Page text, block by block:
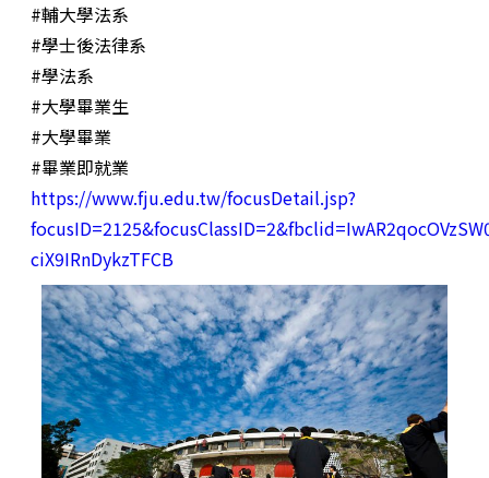
#輔大學法系
#學士後法律系
#學法系
#大學畢業生
#大學畢業
#畢業即就業
https://www.fju.edu.tw/focusDetail.jsp?
ciX9IRnDykzTFCB